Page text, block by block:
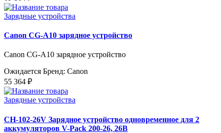
Зарядные устройства
Canon CG-A10 зарядное устройство
Canon CG-A10 зарядное устройство
Ожидается Бренд: Canon
55 364 ₽
Зарядные устройства
CH-102-26V Зарядное устройство одновременное для 2
аккумуляторов V-Pack 200-26, 26В